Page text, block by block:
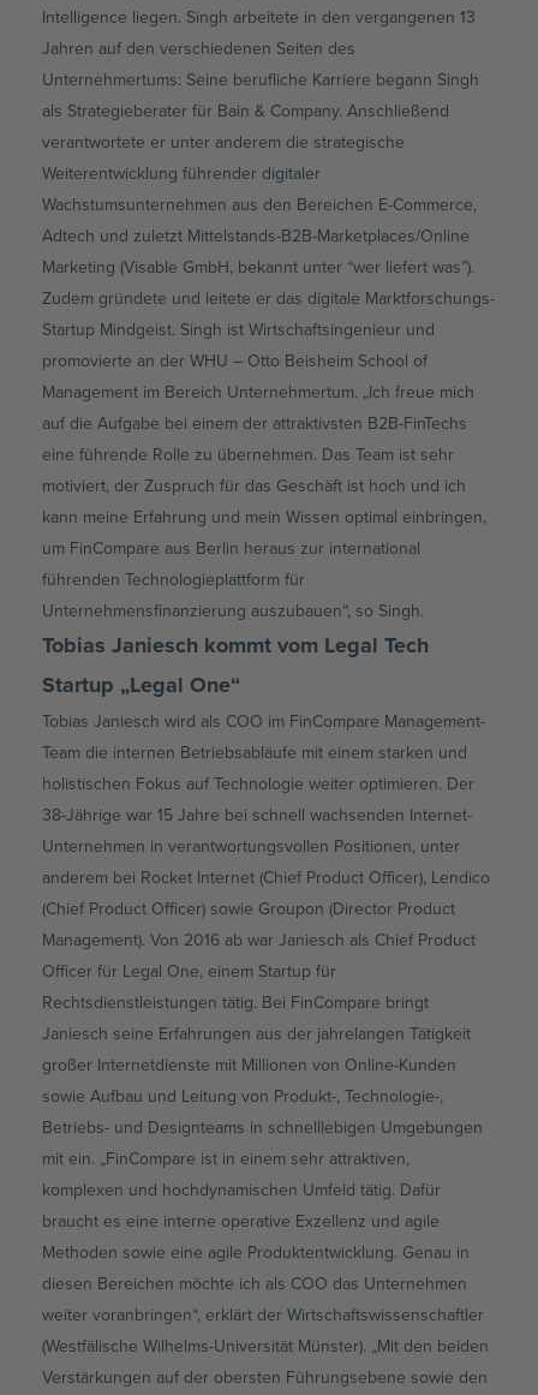
Intelligence liegen. Singh arbeitete in den vergangenen 13
Jahren auf den verschiedenen Seiten des
Unternehmertums: Seine berufliche Karriere begann Singh
als Strategieberater für Bain & Company. Anschließend
verantwortete er unter anderem die strategische
Weiterentwicklung führender digitaler
Wachstumsunternehmen aus den Bereichen E-Commerce,
Adtech und zuletzt Mittelstands-B2B-Marketplaces/Online
Marketing (Visable GmbH, bekannt unter “wer liefert was”).
Zudem gründete und leitete er das digitale Marktforschungs-
Startup Mindgeist. Singh ist Wirtschaftsingenieur und
promovierte an der WHU – Otto Beisheim School of
Management im Bereich Unternehmertum. „Ich freue mich
auf die Aufgabe bei einem der attraktivsten B2B-FinTechs
eine führende Rolle zu übernehmen. Das Team ist sehr
motiviert, der Zuspruch für das Geschäft ist hoch und ich
kann meine Erfahrung und mein Wissen optimal einbringen,
um FinCompare aus Berlin heraus zur international
führenden Technologieplattform für
Unternehmensfinanzierung auszubauen“, so Singh.
Tobias Janiesch kommt vom Legal Tech
Startup „Legal One“
Tobias Janiesch wird als COO im FinCompare Management-
Team die internen Betriebsabläufe mit einem starken und
holistischen Fokus auf Technologie weiter optimieren. Der
38-Jährige war 15 Jahre bei schnell wachsenden Internet-
Unternehmen in verantwortungsvollen Positionen, unter
anderem bei Rocket Internet (Chief Product Officer), Lendico
(Chief Product Officer) sowie Groupon (Director Product
Management). Von 2016 ab war Janiesch als Chief Product
Officer für Legal One, einem Startup für
Rechtsdienstleistungen tätig. Bei FinCompare bringt
Janiesch seine Erfahrungen aus der jahrelangen Tätigkeit
großer Internetdienste mit Millionen von Online-Kunden
sowie Aufbau und Leitung von Produkt-, Technologie-,
Betriebs- und Designteams in schnelllebigen Umgebungen
mit ein. „FinCompare ist in einem sehr attraktiven,
komplexen und hochdynamischen Umfeld tätig. Dafür
braucht es eine interne operative Exzellenz und agile
Methoden sowie eine agile Produktentwicklung. Genau in
diesen Bereichen möchte ich als COO das Unternehmen
weiter voranbringen“, erklärt der Wirtschaftswissenschaftler
(Westfälische Wilhelms-Universität Münster). „Mit den beiden
Verstärkungen auf der obersten Führungsebene sowie den